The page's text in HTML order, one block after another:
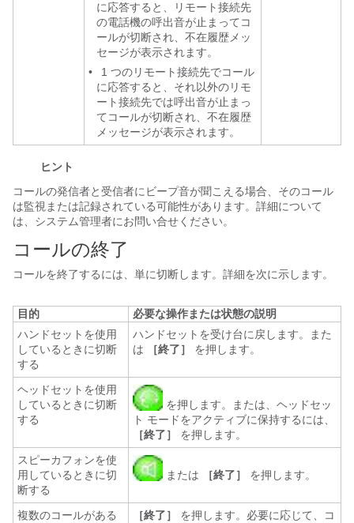
に応答すると、リモート接続先
の電話機の呼出音が止まってコ
ールが切断され、不在履歴メッ
セージが表示されます。
•
1 つのリモート接続先でコール
に応答すると、それ以外のリモ
ート接続先では呼出音が止まっ
てコールが切断され、不在履歴
メッセージが表示されます。
ヒント
コールの発信者と受信者にビープ音が聞こえる場合、そのコール
は監視または記録されている可能性があります。詳細について
は、システム管理者にお問い合せください。
コールの終了
コールを終了するには、単に切断します。詳細を次に示します。
目的
必要な操作または状態の説明
ハンドセットを使用
しているときに切断
する
ハンドセットを受け台に戻します。また
は ［終了］ を押します。
ヘッドセットを使用
しているときに切断
する
を押します。または、ヘッドセッ
ト モードをアクティブに保持するには、
［終了］
を押します。
スピーカフォンを使
用しているときに切
断する
または ［終了］ を押します。
複数のコールがある
［終了］
を押します。必要に応じて、コ